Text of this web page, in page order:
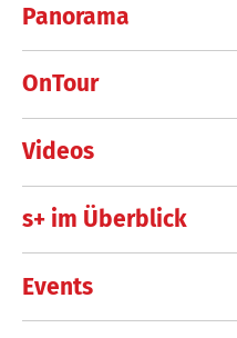
Panorama
OnTour
Videos
s+ im Überblick
Events